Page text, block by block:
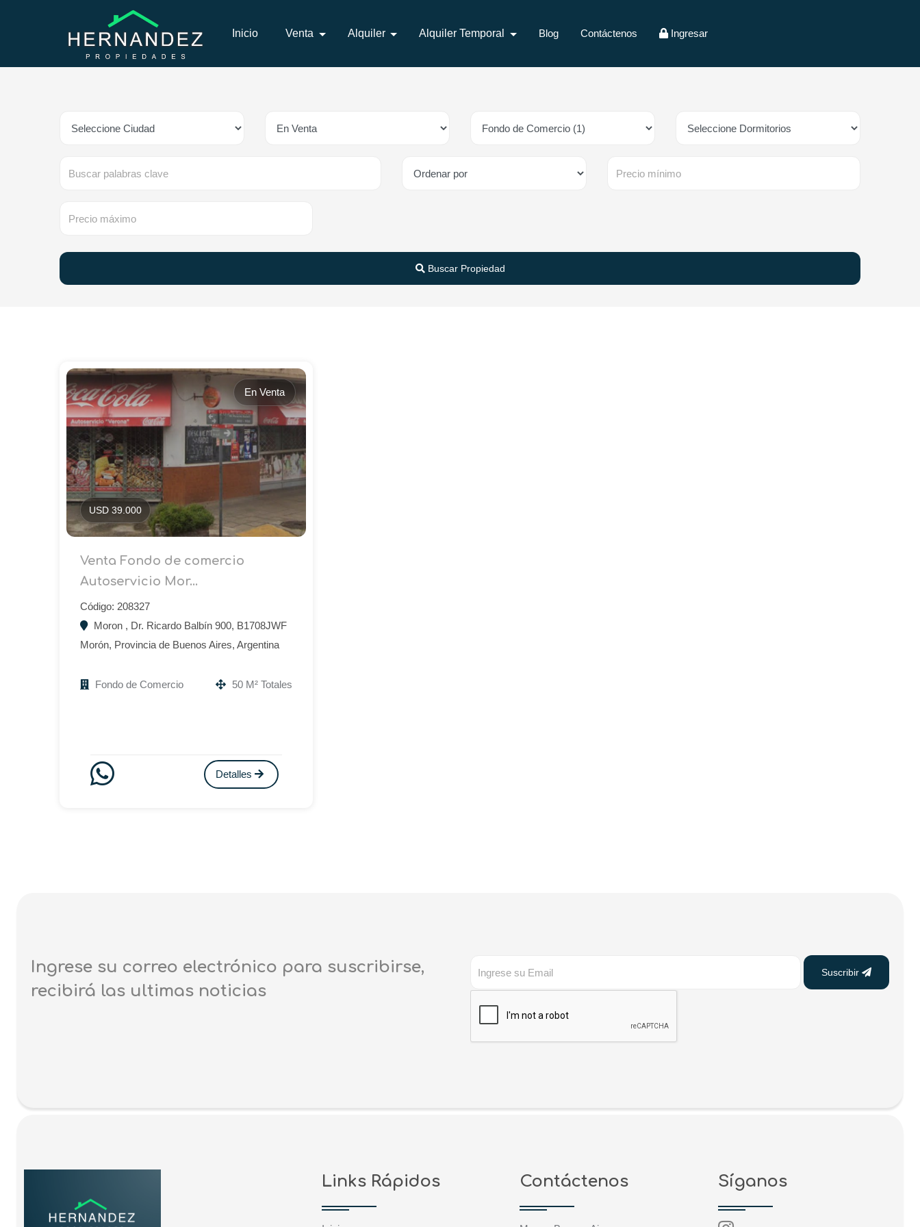
Inicio Venta Alquiler Alquiler Temporal Blog Contáctenos Ingresar
Buscar Propiedad
En Venta
USD 39.000
Venta Fondo de comercio
Autoservicio Mor...
Código: 208327
Moron , Dr. Ricardo Balbín 900, B1708JWF
Morón, Provincia de Buenos Aires, Argentina
Fondo de Comercio 50 M² Totales
Detalles
Ingrese su correo electrónico para suscribirse,
recibirá las ultimas noticias
Suscribir
Links Rápidos Contáctenos Síganos